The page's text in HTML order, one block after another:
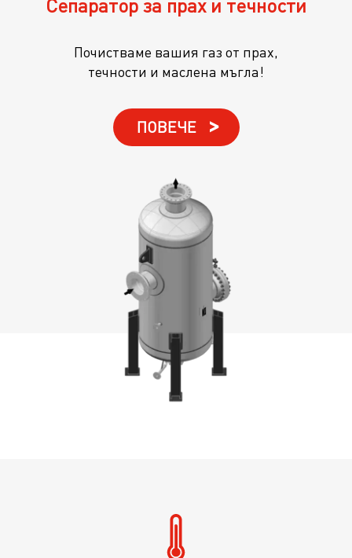
Сепаратор за прах и течности
Почистваме вашия газ от прах,
течности и маслена мъгла!
ПОВЕЧЕ